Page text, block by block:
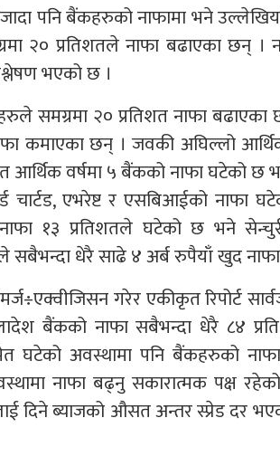
जादा पनि बैंकहरुको नाफामा भने
२० प्रतिशतले नाफा बढाएका छन् ।
भएको छ ।
समग्रमा २० प्रतिशत नाफा
कमाएका छन् । जवकी अघिल्लो
आर्थिक वर्षमा ५ बैंकको नाफा घटेको
चार्टड, एभरेष्ट र एसबिआईको नाफा
नाफा १३ प्रतिशतले घटेको छ भने
धेरै साढे ४ अर्ब रुपैयाँ खुद
गरेर एकीकृत रिपोर्ट
बैंकको नाफा सबैभन्दा धेरै ८४
अवस्थामा पनि बैंकहरुको
नाफा बढ्नु सकारात्मक पक्ष
दिने ब्याजको औसत अन्तर स्प्रेड दर